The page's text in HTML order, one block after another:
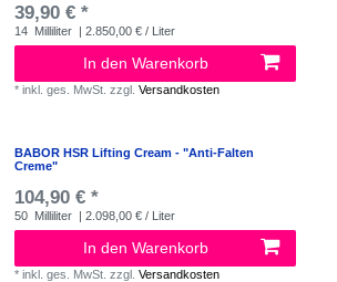
39,90 € *
14 Milliliter | 2.850,00 € / Liter
In den Warenkorb
*inkl. ges. MwSt. zzgl.Versandkosten
BABOR HSR Lifting Cream - "Anti-Falten
Creme"
104,90 € *
50 Milliliter | 2.098,00 € / Liter
In den Warenkorb
*inkl. ges. MwSt. zzgl.Versandkosten